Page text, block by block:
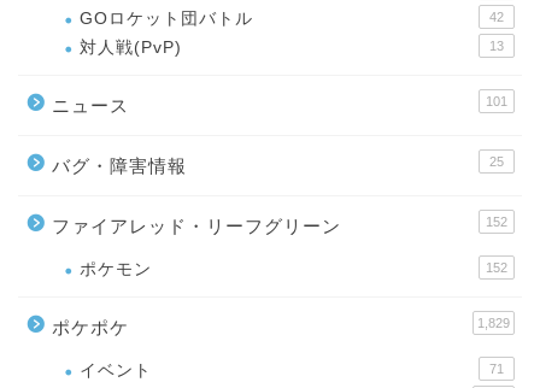
GOロケット団バトル 42
対人戦(PvP) 13
ニュース 101
バグ・障害情報 25
ファイアレッド・リーフグリーン 152
ポケモン 152
ポケポケ 1,829
イベント 71